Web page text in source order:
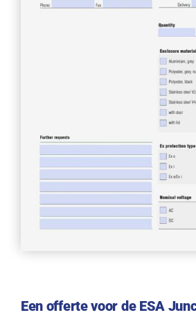
Een offerte voor de ESA